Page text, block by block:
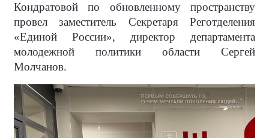
Кондратовой по обновленному пространству
провел заместитель Секретаря Реготделения
«Единой России», директор департамента
молодежной политики области Сергей
Молчанов.